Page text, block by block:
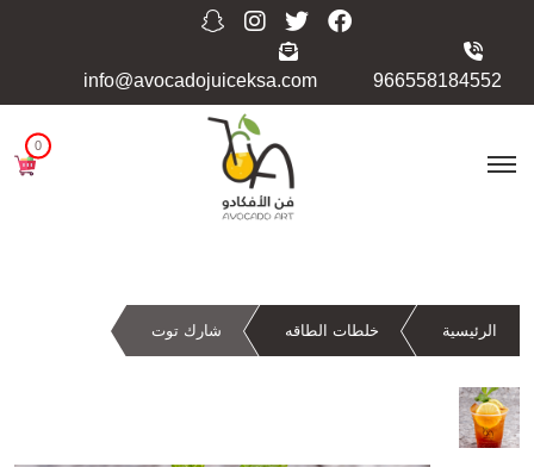
966558184552
info@avocadojuiceksa.com
0
الرئيسية خلطات الطاقه شارك توت